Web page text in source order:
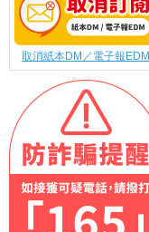
取消紙本DM／電子報EDM